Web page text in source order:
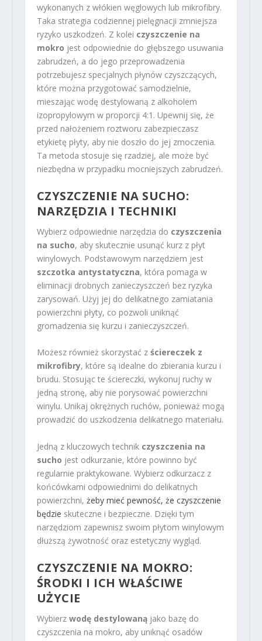
wykonanych z włókien węglowych lub mikrofibry.
Taka strategia codziennej pielęgnacji zmniejsza
ryzyko uszkodzeń. Z kolei czyszczenie na
mokro jest odpowiednie do głębszego usuwania
zabrudzeń, a do jego przeprowadzenia
potrzebujesz specjalnych płynów czyszczących,
które można przygotować samodzielnie,
mieszając wodę destylowaną z alkoholem
izopropylowym w proporcji 4:1. Upewnij się, że
przed nałożeniem roztworu zabezpieczasz
etykietę płyty, aby nie doszło do jej zmoczenia.
Ta metoda stosuje się rzadziej, ale może być
niezbędna w przypadku mocniejszych zabrudzeń.
CZYSZCZENIE NA SUCHO:
NARZĘDZIA I TECHNIKI
Wybierz odpowiednie narzędzia do czyszczenia
na sucho, aby skutecznie usunąć kurz z płyt
winylowych. Podstawowym narzędziem jest
szczotka antystatyczna, która pomaga w
eliminacji drobnych zanieczyszczeń bez ryzyka
zarysowań. Użyj jej do delikatnego zamiatania
powierzchni płyty, co pozwoli uniknąć
gromadzenia się kurzu i zanieczyszczeń.
Możesz również skorzystać z ściereczek z
mikrofibry, które są idealne do zbierania kurzu i
brudu. Stosując te ściereczki, wykonuj ruchy w
jedną stronę, aby nie porysować powierzchni
winylu. Unikaj okrężnych ruchów, ponieważ mogą
prowadzić do uszkodzenia delikatnego materiału.
Jedną z kluczowych technik czyszczenia na
sucho jest odkurzanie, które powinno być
regularnie praktykowane. Wybierz odkurzacz z
końcówkami odpowiednimi do delikatnych
powierzchni, żeby mieć pewność, że czyszczenie
będzie skuteczne i bezpieczne. Dzięki tym
narzędziom zapewnisz swoim płytom winylowym
dłuższą żywotność oraz estetyczny wygląd.
CZYSZCZENIE NA MOKRO:
ŚRODKI I ICH WŁAŚCIWE
UŻYCIE
Wybierz wodę destylowanąjako bazę do
czyszczenia na mokro, aby uniknąć osadów